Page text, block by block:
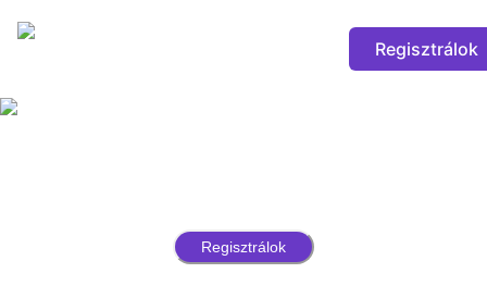
Regisztrálok
Regisztrálok